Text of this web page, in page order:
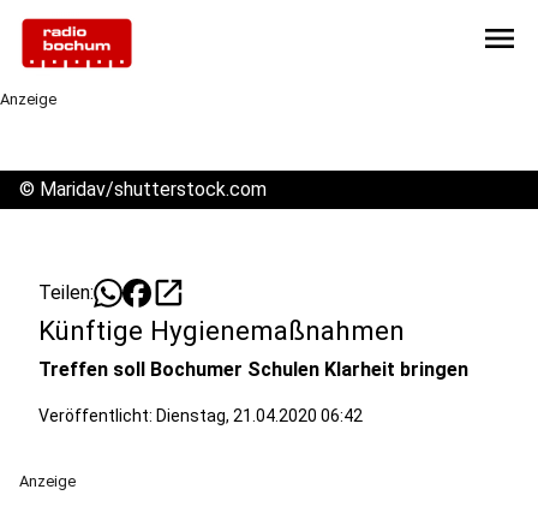
menu
Anzeige
© Maridav/shutterstock.com
Teilen: open_in_new
Künftige Hygienemaßnahmen
Treffen soll Bochumer Schulen Klarheit bringen
Veröffentlicht: Dienstag, 21.04.2020 06:42
Anzeige